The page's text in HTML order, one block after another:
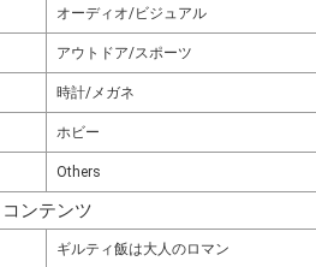
オーディオ/ビジュアル
アウトドア/スポーツ
時計/メガネ
ホビー
Others
コンテンツ
ギルティ飯は大人のロマン